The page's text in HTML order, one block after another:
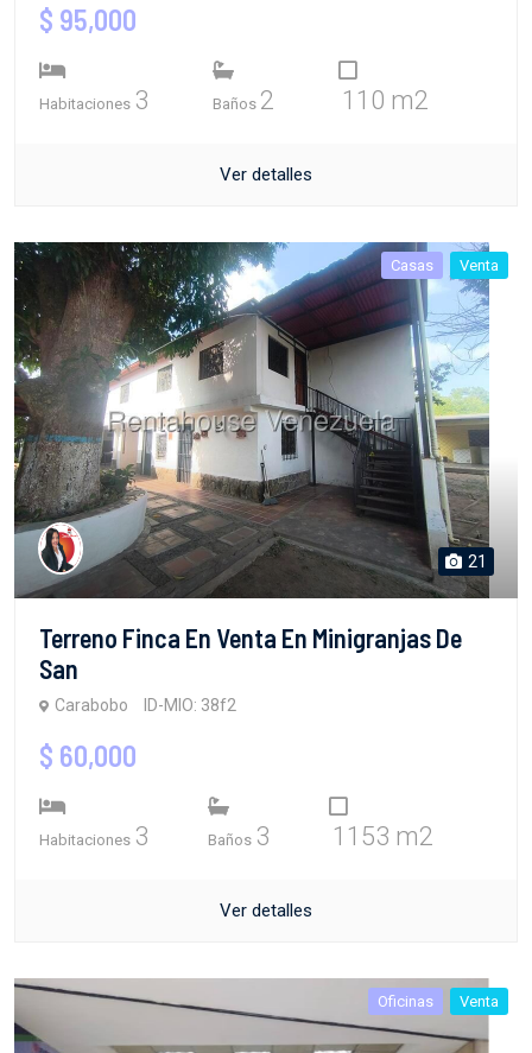
$ 95,000
Habitaciones 3 Baños 2 110 m2
Ver detalles
Casas Venta
21
Terreno Finca En Venta En Minigranjas De
San
Carabobo ID-MIO: 38f2
$ 60,000
Habitaciones 3 Baños 3 1153 m2
Ver detalles
Oficinas Venta